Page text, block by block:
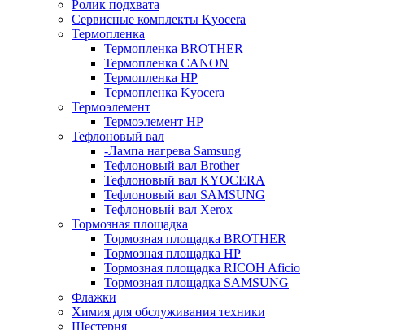
Ролик подхвата
Сервисные комплекты Kyocera
Термопленка
Термопленка BROTHER
Термопленка CANON
Термопленка HP
Термопленка Kyocera
Термоэлемент
Термоэлемент НР
Тефлоновый вал
-Лампа нагрева Samsung
Тефлоновый вал Brother
Тефлоновый вал KYOCERA
Тефлоновый вал SAMSUNG
Тефлоновый вал Xerox
Тормозная площадка
Тормозная площадка BROTHER
Тормозная площадка HP
Тормозная площадка RICOH Aficio
Тормозная площадка SAMSUNG
Флажки
Химия для обслуживания техники
Шестерня